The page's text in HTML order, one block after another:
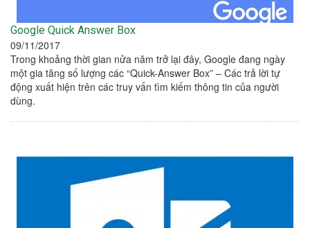
Google Quick Answer Box
09/11/2017
Trong khoảng thời gian nửa năm trở lại đây, Google đang ngày
một gia tăng số lượng các “Quick-Answer Box” – Các trả lời tự
động xuất hiện trên các truy vấn tìm kiếm thông tin của người
dùng.